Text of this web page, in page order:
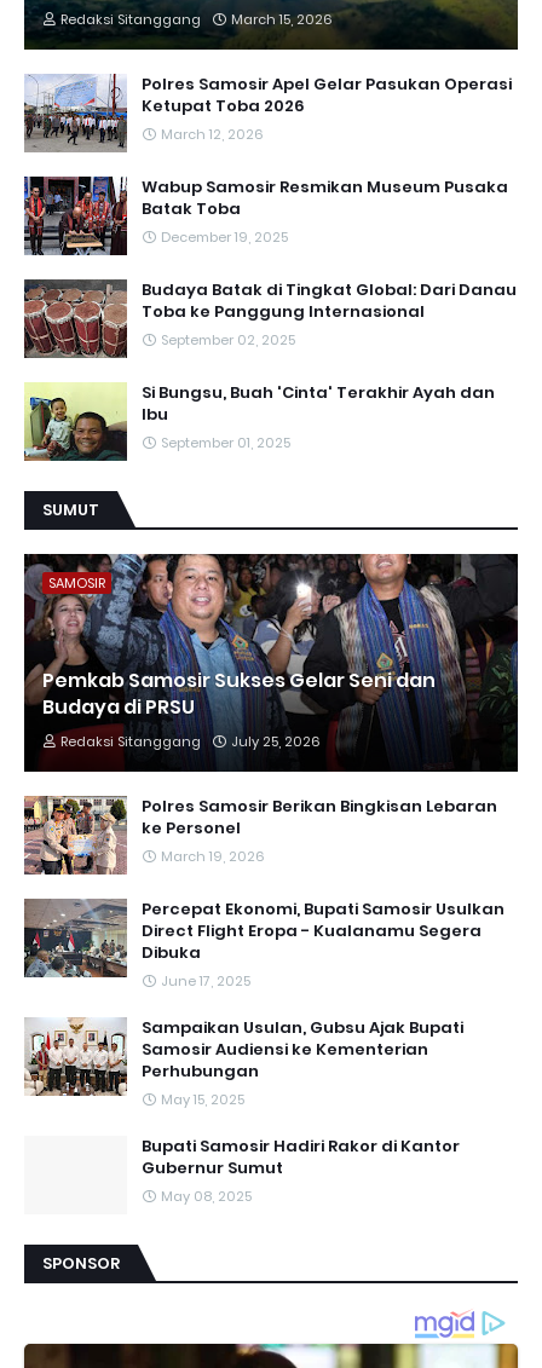
Redaksi Sitanggang March 15, 2026
Polres Samosir Apel Gelar Pasukan Operasi
Ketupat Toba 2026
March 12, 2026
Wabup Samosir Resmikan Museum Pusaka
Batak Toba
December 19, 2025
Budaya Batak di Tingkat Global: Dari Danau
Toba ke Panggung Internasional
September 02, 2025
Si Bungsu, Buah 'Cinta' Terakhir Ayah dan
Ibu
September 01, 2025
SUMUT
SAMOSIR
Pemkab Samosir Sukses Gelar Seni dan
Budaya di PRSU
Redaksi Sitanggang July 25, 2026
Polres Samosir Berikan Bingkisan Lebaran
ke Personel
March 19, 2026
Percepat Ekonomi, Bupati Samosir Usulkan
Direct Flight Eropa - Kualanamu Segera
Dibuka
June 17, 2025
Sampaikan Usulan, Gubsu Ajak Bupati
Samosir Audiensi ke Kementerian
Perhubungan
May 15, 2025
Bupati Samosir Hadiri Rakor di Kantor
Gubernur Sumut
May 08, 2025
SPONSOR